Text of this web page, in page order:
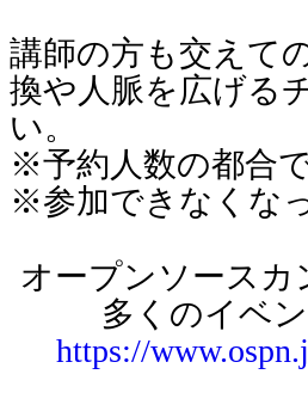
講師の方も交えて
換や人脈を広げる
い。
※予約人数の都合
※参加できなくな
オープンソースカ
多くのイベ
https://